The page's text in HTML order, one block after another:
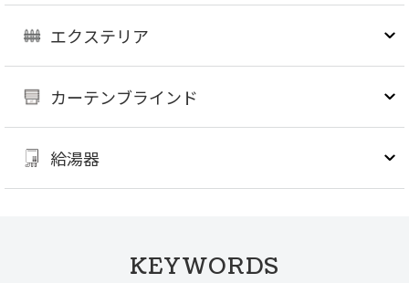
エクステリア
カーテンブラインド
給湯器
KEYWORDS